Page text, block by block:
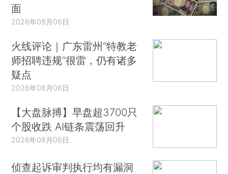
面
2026年08月06日
火线评论｜广东雷州“特教老
师招聘违规”很雷，仍有诸多
疑点
2026年08月06日
【大盘脉搏】早盘超3700只
个股收跌 AI链条震荡回升
2026年08月06日
侦查起诉审判执行均有漏洞